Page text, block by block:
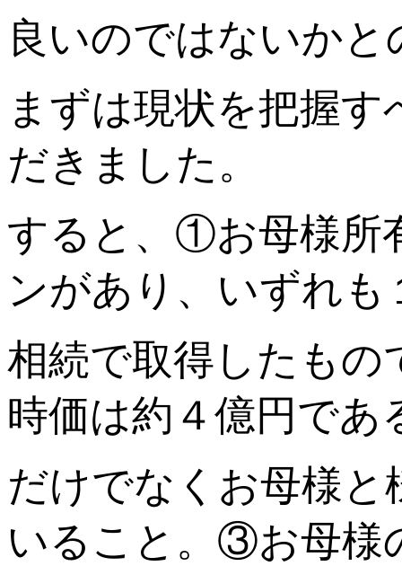
良いのではないか
まずは現状を把握
だきました。
すると、①お母様所
ンがあり、いずれ
相続で取得したも
時価は約４億円で
だけでなくお母様と
いること。③お母様